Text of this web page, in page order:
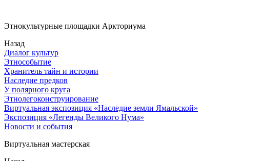
Этнокультурные площадки Аркториума
Назад
Диалог культур
Этнособытие
Хранитель тайн и истории
Наследие предков
У полярного круга
Этнолегоконструирование
Виртуальная экспозиция «Наследие земли Ямальской»
Экспозиция «Легенды Великого Нума»
Новости и события
Виртуальная мастерская